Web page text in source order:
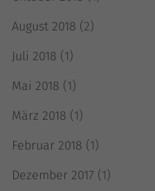
August 2018 (2)
Juli 2018 (1)
Mai 2018 (1)
März 2018 (1)
Februar 2018 (1)
Dezember 2017 (1)